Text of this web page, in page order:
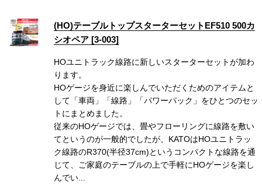
(HO)テーブルトップスターターセットEF510 500カ
シオペア [3-003]
HOユニトラック線路に新しいスターターセットが加わ
ります。
HOゲージを身近に楽しんでいただくためのアイテムと
して「車両」「線路」「パワーパック」をひとつのセッ
トにまとめました。
従来のHOゲージでは、畳やフローリングに線路を敷い
てというのが一般的でしたが、KATOはHOユニトラッ
ク線路のR370(半径37cm)というコンパクトな線路を通
じて、ご家庭のテーブルの上で手軽にHOゲージを楽し
んでい...